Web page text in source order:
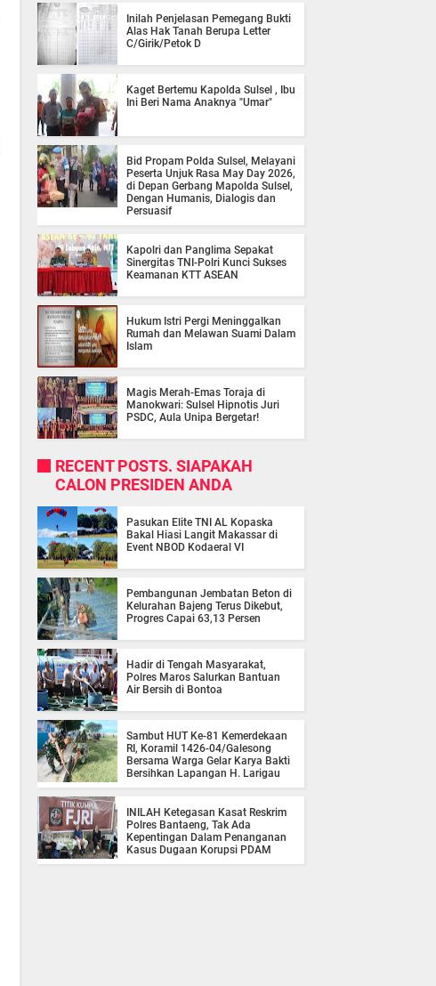
Inilah Penjelasan Pemegang Bukti
Alas Hak Tanah Berupa Letter
C/Girik/Petok D
Kaget Bertemu Kapolda Sulsel , Ibu
Ini Beri Nama Anaknya "Umar"
Bid Propam Polda Sulsel, Melayani
Peserta Unjuk Rasa May Day 2026,
di Depan Gerbang Mapolda Sulsel,
Dengan Humanis, Dialogis dan
Persuasif
Kapolri dan Panglima Sepakat
Sinergitas TNI-Polri Kunci Sukses
Keamanan KTT ASEAN
Hukum Istri Pergi Meninggalkan
Rumah dan Melawan Suami Dalam
Islam
Magis Merah-Emas Toraja di
Manokwari: Sulsel Hipnotis Juri
PSDC, Aula Unipa Bergetar!
RECENT POSTS. SIAPAKAH
CALON PRESIDEN ANDA
Pasukan Elite TNI AL Kopaska
Bakal Hiasi Langit Makassar di
Event NBOD Kodaeral VI
Pembangunan Jembatan Beton di
Kelurahan Bajeng Terus Dikebut,
Progres Capai 63,13 Persen
Hadir di Tengah Masyarakat,
Polres Maros Salurkan Bantuan
Air Bersih di Bontoa
Sambut HUT Ke-81 Kemerdekaan
RI, Koramil 1426-04/Galesong
Bersama Warga Gelar Karya Bakti
Bersihkan Lapangan H. Larigau
INILAH Ketegasan Kasat Reskrim
Polres Bantaeng, Tak Ada
Kepentingan Dalam Penanganan
Kasus Dugaan Korupsi PDAM